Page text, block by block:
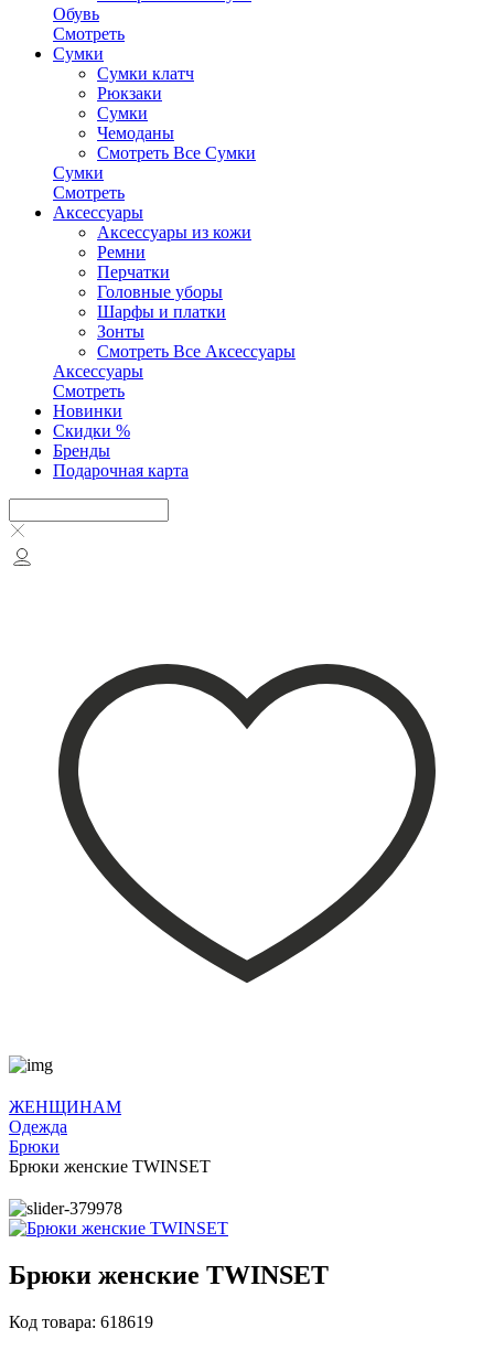
Обувь
Смотреть
Сумки
Сумки клатч
Рюкзаки
Сумки
Чемоданы
Смотреть Все Сумки
Сумки
Смотреть
Аксессуары
Аксессуары из кожи
Ремни
Перчатки
Головные уборы
Шарфы и платки
Зонты
Смотреть Все Аксессуары
Аксессуары
Смотреть
Новинки
Скидки %
Бренды
Подарочная карта
ЖЕНЩИНАМ
Одежда
Брюки
Брюки женские TWINSET
Брюки женские TWINSET
Код товара: 618619